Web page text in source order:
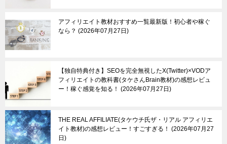
アフィリエイト教材おすすめ一覧最新版！初心者や稼ぐ
なら？
2026年07月27日
【独自特典付き】SEOを完全無視したX(Twitter)×VODア
フィリエイトの教科書(タケさんBrain教材)の感想レビュ
ー！稼ぐ感覚を知る！
2026年07月27日
THE REAL AFFILIATE(タケウチ氏ザ・リアル アフィリエ
イト教材)の感想レビュー！すごすぎる！
2026年07月27
日